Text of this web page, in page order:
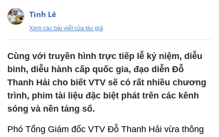
Tình Lê
Xem các bài viết của tác giả
Cùng với truyền hình trực tiếp lễ kỷ niệm, diễu
binh, diễu hành cấp quốc gia, đạo diễn Đỗ
Thanh Hải cho biết VTV sẽ có rất nhiều chương
trình, phim tài liệu đặc biệt phát trên các kênh
sóng và nền tảng số.
Phó Tổng Giám đốc VTV Đỗ Thanh Hải vừa thông